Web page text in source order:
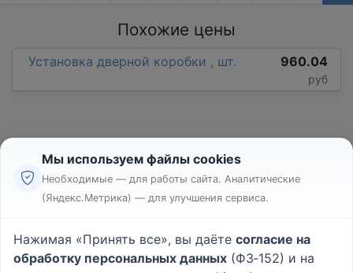
Похожие цены
Установка дверной коробки , шт. 960.04
руб
Реклама
Пользовательское соглашение
Политика конфиденциальности
Мы используем файлы cookies
Необходимые — для работы сайта. Аналитические
(Яндекс.Метрика) — для улучшения сервиса.
Нажимая «Принять все», вы даёте согласие на
обработку персональных данных (ФЗ‑152) и на